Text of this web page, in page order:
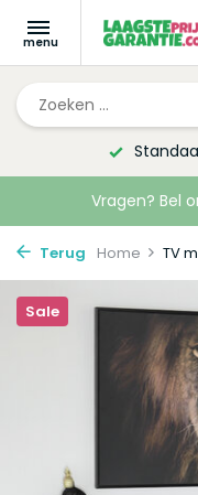
Vragen? Bel
Terug Home TV
Sale